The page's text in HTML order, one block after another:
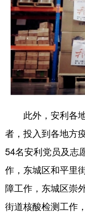
此外，安利各
者，投入到各地方
54名安利党员及志
作，东城区和平里
障工作，东城区崇
街道核酸检测工作